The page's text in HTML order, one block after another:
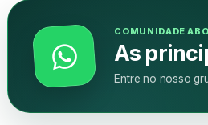
COMUNIDADE
As
Entre no nosso